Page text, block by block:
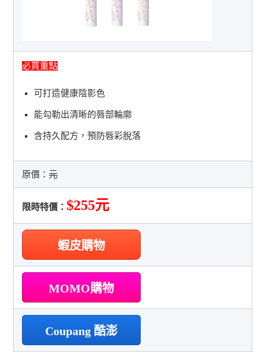
必買重點
可打造健康陰影色
能勾勒出清晰的唇部輪廓
含持久配方，預防唇彩脫落
原價：元
限時特價：$255元
蝦皮購物
MOMO購物
Coupang 酷澎